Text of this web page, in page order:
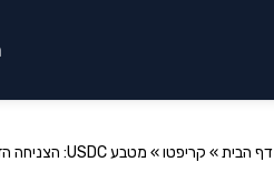
דף הבית» קריפטו» מטבע USDC: הצניחה הזמנית של המטבע היציב השני בגודלו